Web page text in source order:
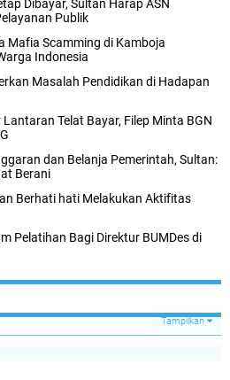
Dibayar, Sultan Harap ASN
Publik
Mafia Scamming di Kamboja
Indonesia
Masalah Pendidikan di Hadapan
Telat Bayar, Filep Minta BGN
dan Belanja Pemerintah, Sultan:
Berani
Berhati hati Melakukan Aktifitas
Pelatihan Bagi Direktur BUMDes di
Tampilkan